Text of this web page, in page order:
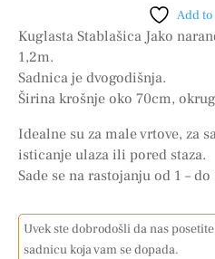
Add
Kuglasta Stablašica Jako
1,2m.
Sadnica je dvogodišnja.
Širina krošnje oko 70cm,
Idealne su za male vrtove, za
isticanje ulaza ili pored staza.
Sade se na rastojanju od 1 –
Uvek ste dobrodošli da nas
sadnicu koja vam se dopada.